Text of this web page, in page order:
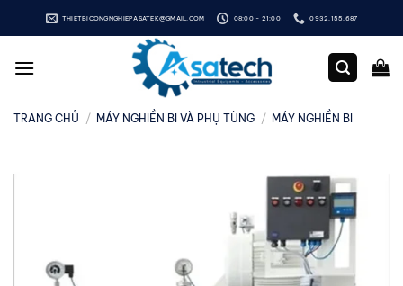
qua
dung
THIETBICONGNGHIEPASATEK@GMAIL.COM 08:00 - 21:00 0932.155.687
TRANG CHỦ / MÁY NGHIỀN BI VÀ PHỤ TÙNG / MÁY NGHIỀN BI